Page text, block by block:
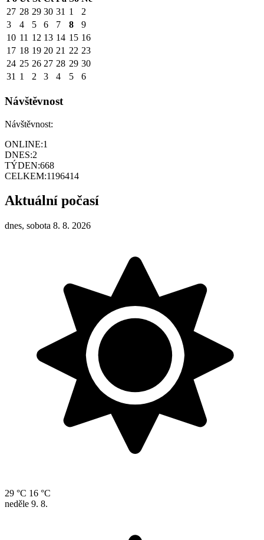
27 28 29 30 31 1
2
3
4 5 6 7 8
9
10 11 12 13 14 15 16
17 18 19 20 21 22 23
24 25 26 27 28 29 30
31 1 2 3 4 5 6
Návštěvnost
Návštěvnost:
ONLINE:1
DNES:2
TÝDEN:668
CELKEM:1196414
Aktuální počasí
dnes, sobota 8. 8. 2026
29 °C 16 °C
neděle 9. 8.